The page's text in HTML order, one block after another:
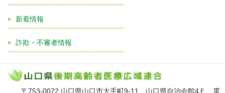
新着情報
詐欺・不審者情報
〒753-0072 山口県山口市大手町9-11 山口県自治会館4Ｆ 電